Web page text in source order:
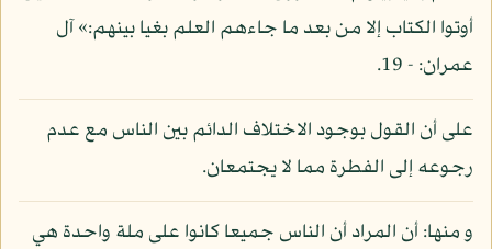
أوتوا الكتاب إلا من بعد ما جاءهم العلم بغيا بينهم:» آل
عمران: - 19.
على أن القول بوجود الاختلاف الدائم بين الناس مع عدم
رجوعه إلى الفطرة مما لا يجتمعان.
و منها: أن المراد أن الناس جميعا كانوا على ملة واحدة هي